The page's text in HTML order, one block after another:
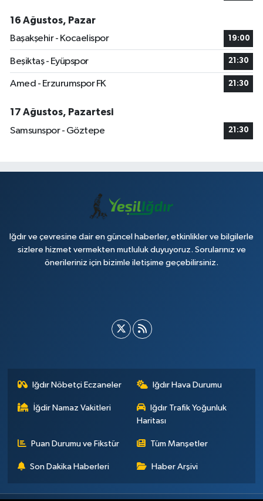
16 Ağustos, Pazar
Başakşehir - Kocaelispor
19:00
Beşiktaş - Eyüpspor 21:30
Amed - Erzurumspor FK 21:30
17 Ağustos, Pazartesi
Samsunspor - Göztepe
21:30
Iğdır ve çevresine dair en güncel haberler, etkinlikler ve bilgilerle
sizlere hizmet vermekten mutluluk duyuyoruz. Sorularınız ve
önerileriniz için bizimle iletişime geçebilirsiniz.
Iğdır Nöbetçi Eczaneler Iğdır Hava Durumu
İğdir Namaz Vakitleri
Iğdır Trafik Yoğunluk
Haritası
Puan Durumu ve Fikstür Tüm Manşetler
Son Dakika Haberleri Haber Arşivi